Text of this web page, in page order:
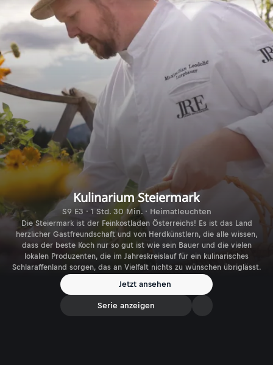
Kulinarium Steiermark
S9 E3 · 1 Std. 30 Min. · Heimatleuchten
Die Steiermark ist der Feinkostladen Österreichs! Es ist das Land
herzlicher Gastfreundschaft und von Herdkünstlern, die alle wissen,
dass der beste Koch nur so gut ist wie sein Bauer und die vielen
lokalen Produzenten, die im Jahreskreislauf für ein kulinarisches
Schlaraffenland sorgen, das an Vielfalt nichts zu wünschen übriglässt.
Jetzt ansehen
Serie anzeigen